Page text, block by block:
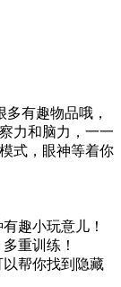
有趣物品哦，
力和脑力，一一
式，眼神等着你
趣小玩意儿！
重训练！
帮你找到隐藏